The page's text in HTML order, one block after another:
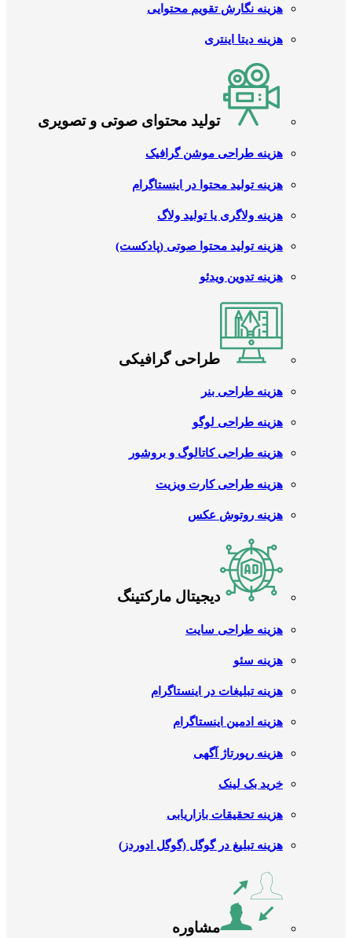
هزینه نگارش تقویم محتوایی
هزینه دیتا اینتری
تولید محتوای صوتی و تصویری
هزینه طراحی موشن گرافیک
هزینه تولید محتوا در اینستاگرام
هزینه ولاگری یا تولید ولاگ
هزینه تولید محتوا صوتی (پادکست)
هزینه تدوین ویدئو
طراحی گرافیکی
هزینه طراحی بنر
هزینه طراحی لوگو
هزینه طراحی کاتالوگ و بروشور
هزینه طراحی کارت ویزیت
هزینه روتوش عکس
دیجیتال مارکتینگ
هزینه طراحی سایت
هزینه سئو
هزینه تبلیغات در اینستاگرام
هزینه ادمین اینستاگرام
هزینه رپورتاژ آگهی
خرید بک لینک
هزینه تحقیقات بازاریابی
هزینه تبلیغ در گوگل (گوگل ادوردز)
مشاوره